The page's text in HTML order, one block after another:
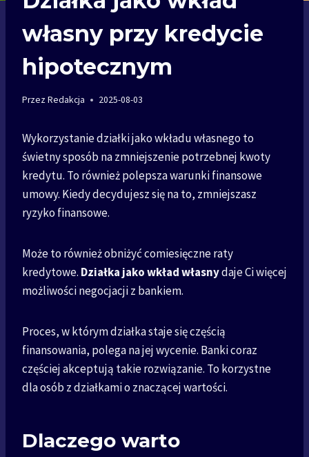
własny przy kredycie
hipotecznym
PrzezRedakcja 2025-08-03
Wykorzystanie działki jako wkładu własnego to
świetny sposób na zmniejszenie potrzebnej kwoty
kredytu. To również polepsza warunki finansowe
umowy. Kiedy decydujesz się na to, zmniejszasz
ryzyko finansowe.
Może to również obniżyć comiesięczne raty
kredytowe. Działka jako wkład własnydaje Ci więcej
możliwości negocjacji z bankiem.
Proces, w którym działka staje się częścią
finansowania, polega na jej wycenie. Banki coraz
częściej akceptują takie rozwiązanie. To korzystne
dla osób z działkami o znaczącej wartości.
Dlaczego warto